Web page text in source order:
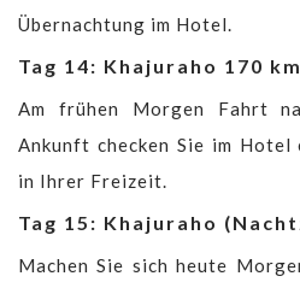
Übernachtung im Hotel.
Tag 14: Khajuraho 170 km
Am frühen Morgen Fahrt
Ankunft checken Sie im Hotel
in Ihrer Freizeit.
Tag 15: Khajuraho
Machen Sie sich heute